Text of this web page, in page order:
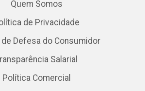
Quem Somos
de Privacidade
de Defesa do Consumidor
Salarial
Política Comercial